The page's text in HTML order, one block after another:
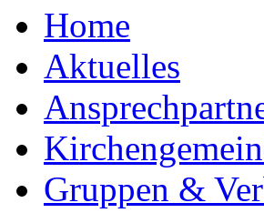
Home
Aktuelles
Gruppen &